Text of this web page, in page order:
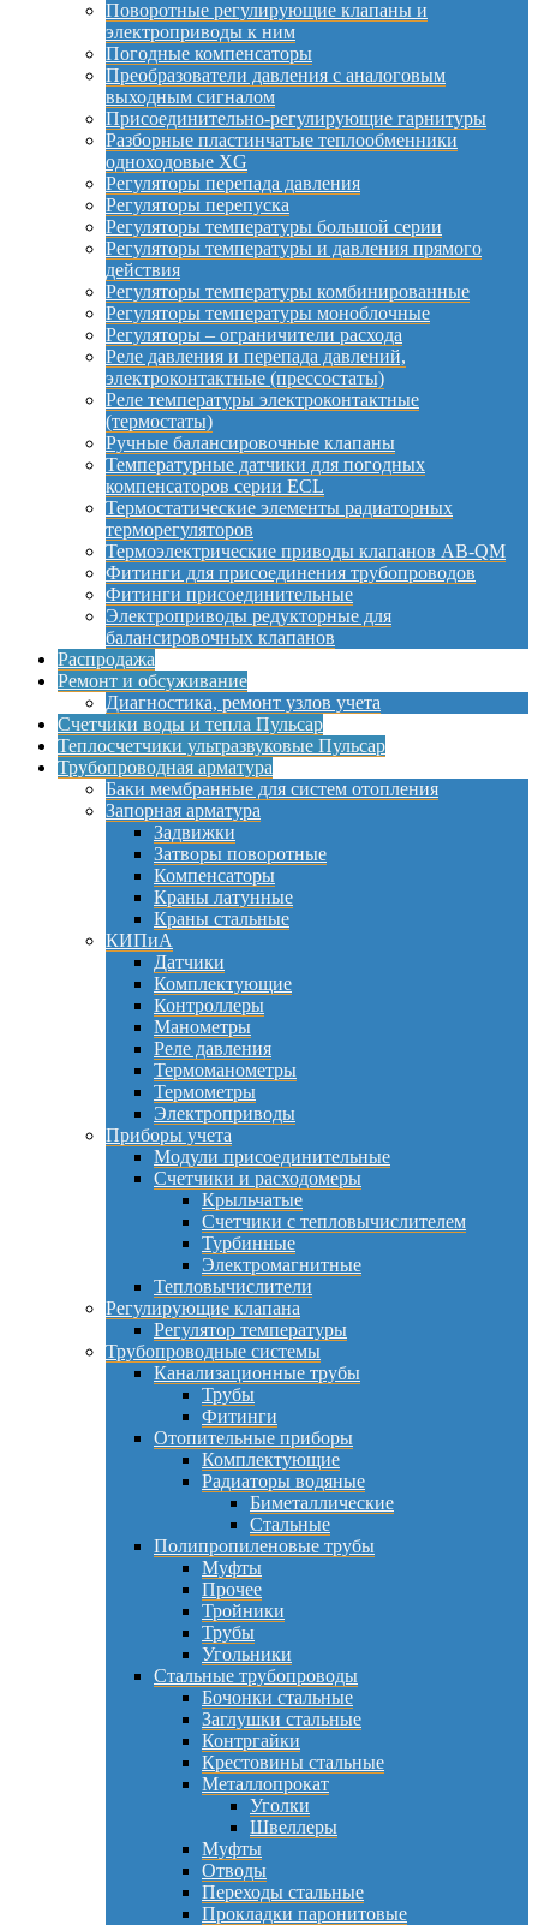
Поворотные регулирующие клапаны и
электроприводы к ним
Погодные компенсаторы
Преобразователи давления с аналоговым
выходным сигналом
Присоединительно-регулирующие гарнитуры
Разборные пластинчатые теплообменники
одноходовые XG
Регуляторы перепада давления
Регуляторы перепуска
Регуляторы температуры большой серии
Регуляторы температуры и давления прямого
действия
Регуляторы температуры комбинированные
Регуляторы температуры моноблочные
Регуляторы – ограничители расхода
Реле давления и перепада давлений,
электроконтактные (прессостаты)
Реле температуры электроконтактные
(термостаты)
Ручные балансировочные клапаны
Температурные датчики для погодных
компенсаторов серии ECL
Термостатические элементы радиаторных
терморегуляторов
Термоэлектрические приводы клапанов AB-QM
Фитинги для присоединения трубопроводов
Фитинги присоединительные
Электроприводы редукторные для
балансировочных клапанов
Распродажа
Ремонт и обсуживание
Диагностика, ремонт узлов учета
Счетчики воды и тепла Пульсар
Теплосчетчики ультразвуковые Пульсар
Трубопроводная арматура
Баки мембранные для систем отопления
Запорная арматура
Задвижки
Затворы поворотные
Компенсаторы
Краны латунные
Краны стальные
КИПиА
Датчики
Комплектующие
Контроллеры
Манометры
Реле давления
Термоманометры
Термометры
Электроприводы
Приборы учета
Модули присоединительные
Счетчики и расходомеры
Крыльчатые
Счетчики с тепловычислителем
Турбинные
Электромагнитные
Тепловычислители
Регулирующие клапана
Регулятор температуры
Трубопроводные системы
Канализационные трубы
Трубы
Фитинги
Отопительные приборы
Комплектующие
Радиаторы водяные
Биметаллические
Стальные
Полипропиленовые трубы
Муфты
Прочее
Тройники
Трубы
Угольники
Стальные трубопроводы
Бочонки стальные
Заглушки стальные
Контргайки
Крестовины стальные
Металлопрокат
Уголки
Швеллеры
Муфты
Отводы
Переходы стальные
Прокладки паронитовые